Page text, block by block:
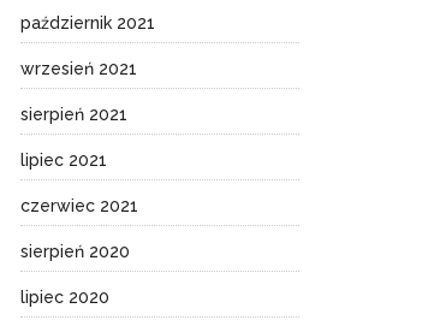
październik 2021
wrzesień 2021
sierpień 2021
lipiec 2021
czerwiec 2021
sierpień 2020
lipiec 2020